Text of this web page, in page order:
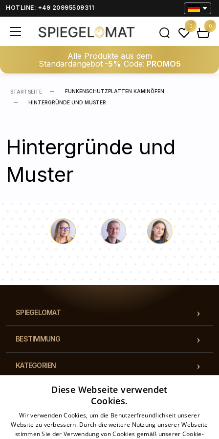
HOTLINE: +49 20995509311
Alle Produkte aus dem
Standardangebot-5% Code: PROMO5
0 0
STARTSEITE
FUNKENSCHUTZPLATTEN KAMINÖFEN
HINTERGRÜNDE UND MUSTER
Hintergründe und
Muster
SPIEGELOMAT
BESTIMMUNG
KATEGORIEN
BESTIMMUNGEN
KONTAKT
Diese Webseite verwendet
Cookies.
Wir verwenden Cookies, um die Benutzerfreundlichkeit unserer
Website zu verbessern. Durch die weitere Nutzung unserer Webseite
stimmen Sie der Verwendung von Cookies gemäß unserer Cookie-